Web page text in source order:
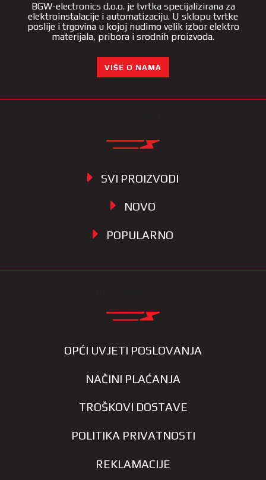
BGW-electronics d.o.o. je tvrtka specijalizirana za
elektroinstalacije i automatizaciju. U sklopu tvrtke
poslije i trgovina u kojoj nudimo velik izbor elektro
materijala, pribora i srodnih proizvoda.
VIŠE O NAMA
SVI PROIZVODI
NOVO
POPULARNO
OPĆI UVJETI POSLOVANJA
NAČINI PLAĆANJA
TROŠKOVI DOSTAVE
POLITIKA PRIVATNOSTI
REKLAMACIJE